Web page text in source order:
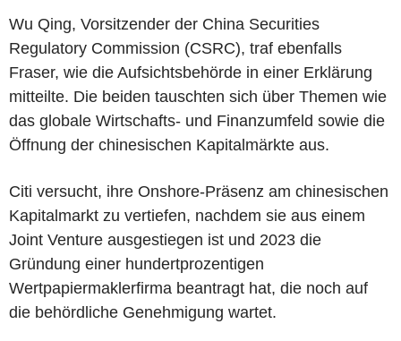
Wu Qing, Vorsitzender der China Securities
Regulatory Commission (CSRC), traf ebenfalls
Fraser, wie die Aufsichtsbehörde in einer Erklärung
mitteilte. Die beiden tauschten sich über Themen wie
das globale Wirtschafts- und Finanzumfeld sowie die
Öffnung der chinesischen Kapitalmärkte aus.
Citi versucht, ihre Onshore-Präsenz am chinesischen
Kapitalmarkt zu vertiefen, nachdem sie aus einem
Joint Venture ausgestiegen ist und 2023 die
Gründung einer hundertprozentigen
Wertpapiermaklerfirma beantragt hat, die noch auf
die behördliche Genehmigung wartet.